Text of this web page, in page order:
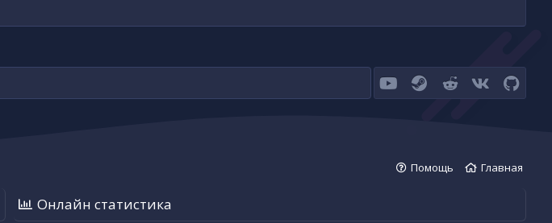
youtubeSteamReddit VK
Помощь Главная
Онлайн статистика